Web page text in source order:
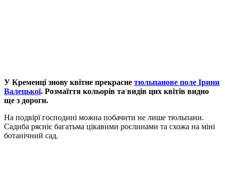
У Кременці знову квітне прекрасне тюльпанове поле Ірини
Валецької. Розмаїття кольорів та видів цих квітів видно
ще з дороги.
На подвірї господині можна побачити не лише тюльпани.
Садиба рясніє багатьма цікавими рослинами та схожа на міні
ботанічний сад.